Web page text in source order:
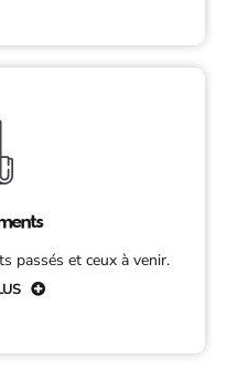
passés et ceux à venir.